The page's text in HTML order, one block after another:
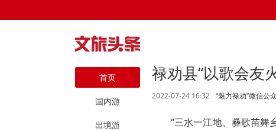
首页
国内游
出境游
禄劝县“以歌会友
2022-07-24 16:32 “魅力禄劝”微信公
“三水一江地、彝歌苗舞